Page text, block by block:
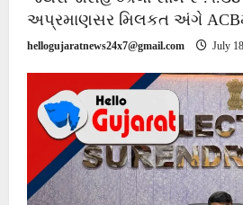
અપ્રમાણસર મિલકત અંગે
hellogujaratnews24x7@gmail.com July